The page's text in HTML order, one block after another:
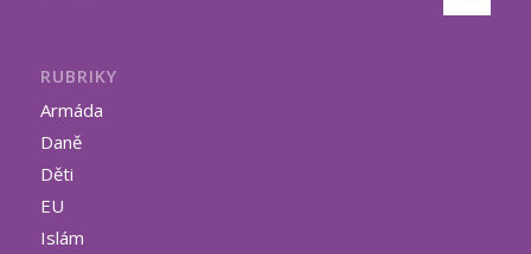
RUBRIKY
Armáda
Daně
Děti
EU
Islám